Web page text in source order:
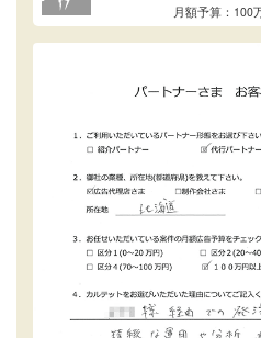
月額予算：100